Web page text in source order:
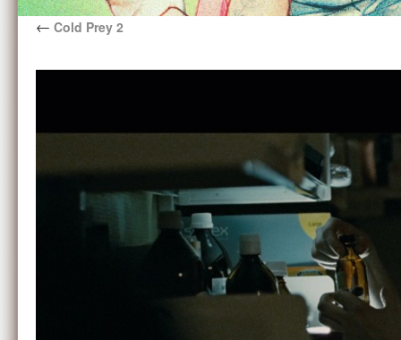
← Cold Prey 2